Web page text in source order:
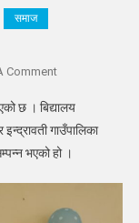
समाज
CommentOn
माध्यमिक
बिद्यालयको
७६
सम्पन्न
छ । बिद्यालय
गाउँपालिका
भएको हो ।